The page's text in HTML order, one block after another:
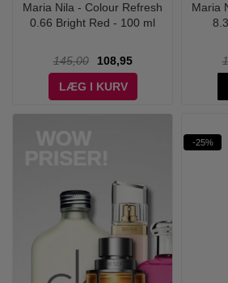
Maria Nila - Colour Refresh
0.66 Bright Red - 100 ml
145,00
108,95
LÆG I KURV
Maria
-25%